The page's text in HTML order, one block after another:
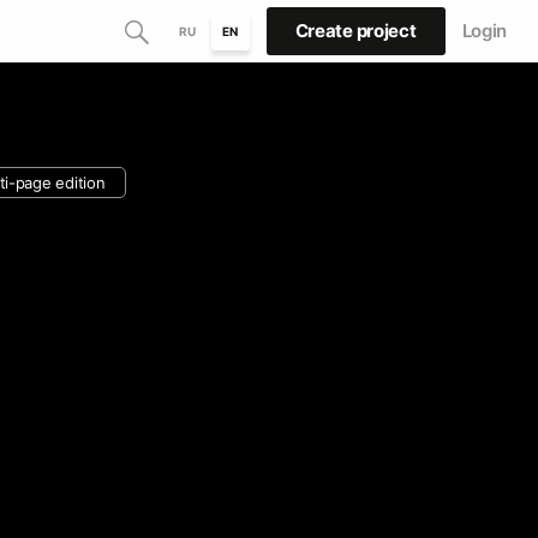
RU EN Create project Login
page edition